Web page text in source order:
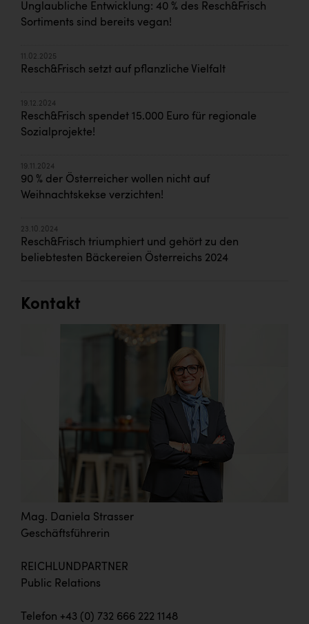
Unglaubliche Entwicklung: 40 % des Resch&Frisch
Sortiments sind bereits vegan!
11.02.2025
Resch&Frisch setzt auf pflanzliche Vielfalt
19.12.2024
Resch&Frisch spendet 15.000 Euro für regionale
Sozialprojekte!
19.11.2024
90 % der Österreicher wollen nicht auf
Weihnachtskekse verzichten!
23.10.2024
Resch&Frisch triumphiert und gehört zu den
beliebtesten Bäckereien Österreichs 2024
Kontakt
Mag. Daniela Strasser
Geschäftsführerin
REICHLUNDPARTNER
Public Relations
Telefon +43 (0) 732 666 222 1148